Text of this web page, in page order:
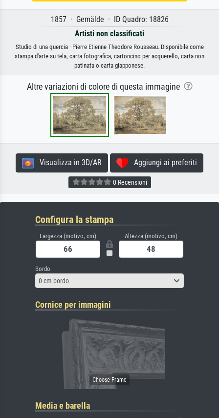
1857 · Gemälde · ID Quadro: 18826
Artisti non classificati
Studio di una quercia · Pierre Etienne Theodore Rousseau. Disponibile come
stampa d'arte su tela, carta fotografica, cartoncino per acquerello, carta non
patinata o carta giapponese.
Altre variazioni di colore di questa immagine
Visualizza in 3D/AR Aggiungi ai preferiti
0 Recensioni
Configura la stampa
Largezza (motivo, cm) Altezza (motivo, cm)
Bordo
0 cm bordo
Cornice per immagini
Media e barella